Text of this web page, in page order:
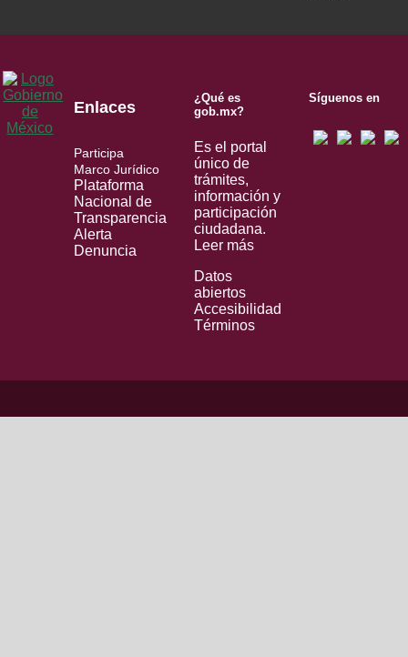
Enlaces
Participa
Marco Jurídico
Plataforma
Nacional de
Transparencia
Alerta
Denuncia
¿Qué es
gob.mx?
Es el portal
único de
trámites,
información y
participación
ciudadana.
Leer más
Datos
abiertos
Accesibilidad
Términos
Síguenos en